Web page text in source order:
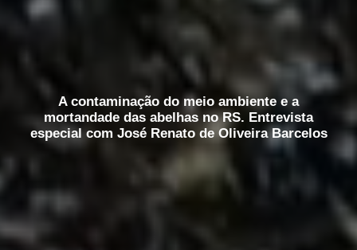
A contaminação do meio ambiente e a
mortandade das abelhas no RS. Entrevista
especial com José Renato de Oliveira Barcelos